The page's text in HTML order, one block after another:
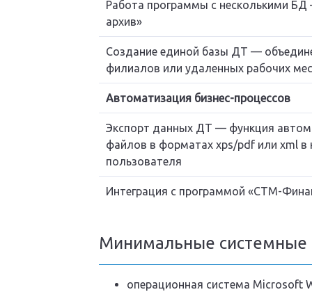
Работа программы с несколькими
архив»
Создание единой базы ДТ —
филиалов или удаленных рабочих
Автоматизация бизнес-процессов
Экспорт данных ДТ — функция
файлов в форматах xps/pdf или xml в
пользователя
Интеграция с программой «СТМ-
Минимальные системные
операционная система Microsoft